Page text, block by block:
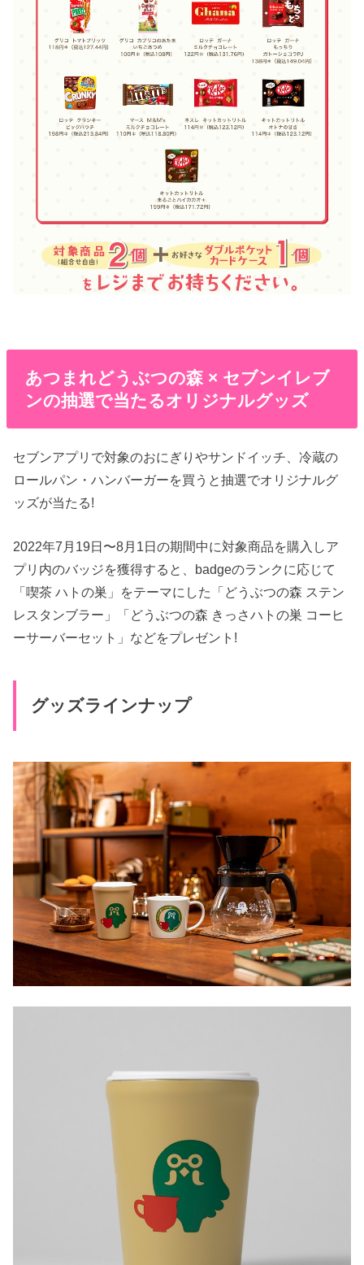
あつまれどうぶつの森 × セブンイレブ
ンの抽選で当たるオリジナルグッズ
セブンアプリで対象のおにぎりやサンドイッチ、冷蔵の
ロールパン・ハンバーガーを買うと抽選でオリジナルグ
ッズが当たる!
2022年7月19日〜8月1日の期間中に対象商品を購入しア
プリ内のバッジを獲得すると、badgeのランクに応じて
「喫茶 ハトの巣」をテーマにした「どうぶつの森 ステン
レスタンブラー」「どうぶつの森 きっさハトの巣 コーヒ
ーサーバーセット」などをプレゼント!
グッズラインナップ